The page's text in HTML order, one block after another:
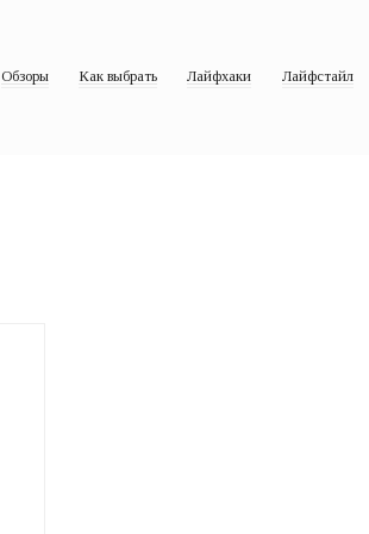
Обзоры Как выбрать Лайфхаки Лайфстайл